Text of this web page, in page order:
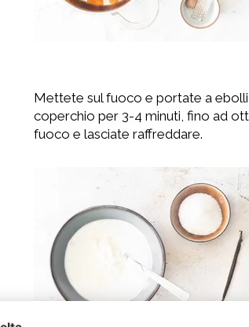
Mettete sul fuoco e portate a
coperchio per 3-4 minuti, fino ad
fuoco e lasciate raffreddare.